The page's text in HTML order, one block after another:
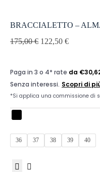
BRACCIALETTO –
175,00€ 122,50 €
36 37 38 39 40